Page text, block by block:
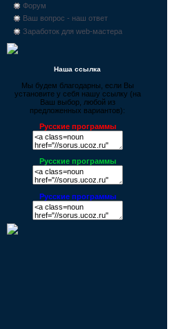
Форум
Ваш вопрос - наш ответ
Заработок для web-мастера
Наша ссылка
Мы будем благодарны, если Вы
установите у себя нашу ссылку (на
Ваш выбор, любой из
предложенных вариантов):
Русские программы
Русские программы
Русские программы